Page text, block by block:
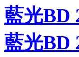
藍光BD
藍光BD